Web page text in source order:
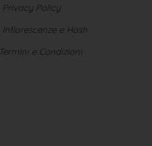
Privacy Policy
Infiorescenze e Hash
Termini e Condizioni